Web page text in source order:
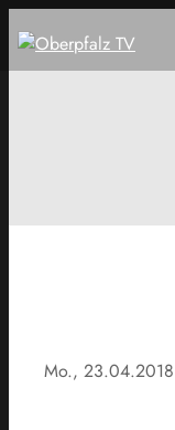
Mo., 23.04.2018